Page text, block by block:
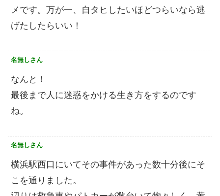
メです。万が一、自タヒしたいほどつらいなら逃
げたしたらいい！
名無しさん
なんと！
最後まで人に迷惑をかける生き方をするのです
ね。
名無しさん
横浜駅西口にいてその事件があった数十分後にそ
こを通りました。